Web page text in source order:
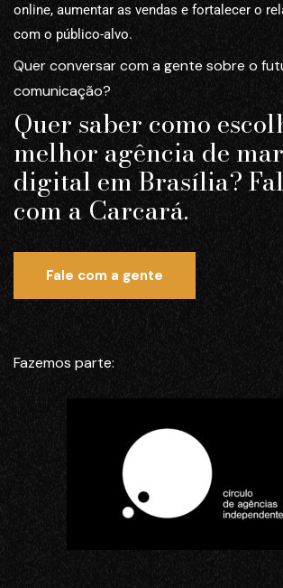
online, aumentar as vendas e fortalecer o
com o público-alvo.
Quer conversar com a gente sobre o
comunicação?
Quer saber como
melhor agência de
digital em Brasília?
com a Carcará.
Fale com a gente
Fazemos parte: